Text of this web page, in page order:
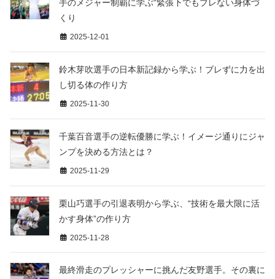
手のメジャー制覇に学ぶ“緊張下でもブレない身体づ
くり
2025-12-01
鈴木芽吹選手の日本新記録から学ぶ！ブレずに力を出
し切る体の作り方
2025-11-30
千葉百音選手の逆転優勝に学ぶ！イメージ通りにジャ
ンプを決める方法とは？
2025-11-29
栗山巧選手の引退表明から学ぶ、“技術を最大限に活
かす身体”の作り方
2025-11-28
最終滑走のプレッシャーに挑んだ友野選手。その裏に